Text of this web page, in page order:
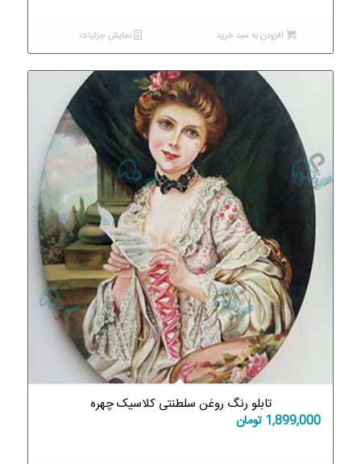
افزودن به سبد خرید نمایش جزئیات
تابلو رنگ روغن سلطنتی کلاسیک چهره
1,899,000 تومان